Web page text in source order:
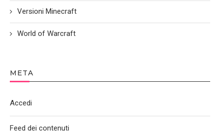
Versioni Minecraft
World of Warcraft
META
Accedi
Feed dei contenuti